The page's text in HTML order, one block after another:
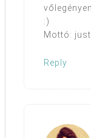
:)
Mottó:
Reply